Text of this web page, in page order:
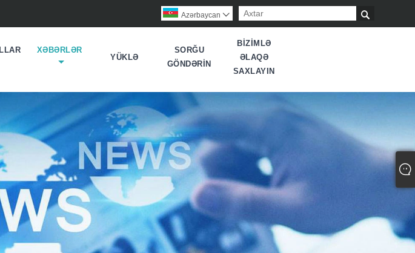

Azərbaycan 
XƏBƏRLƏR
YÜKLƏ
SORĞU
GÖNDƏRIN
BIZIMLƏ
ƏLAQƏ
SAXLAYIN